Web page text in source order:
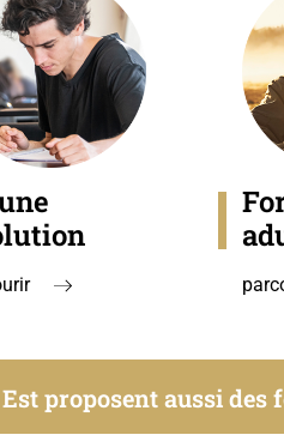
proposent aussi